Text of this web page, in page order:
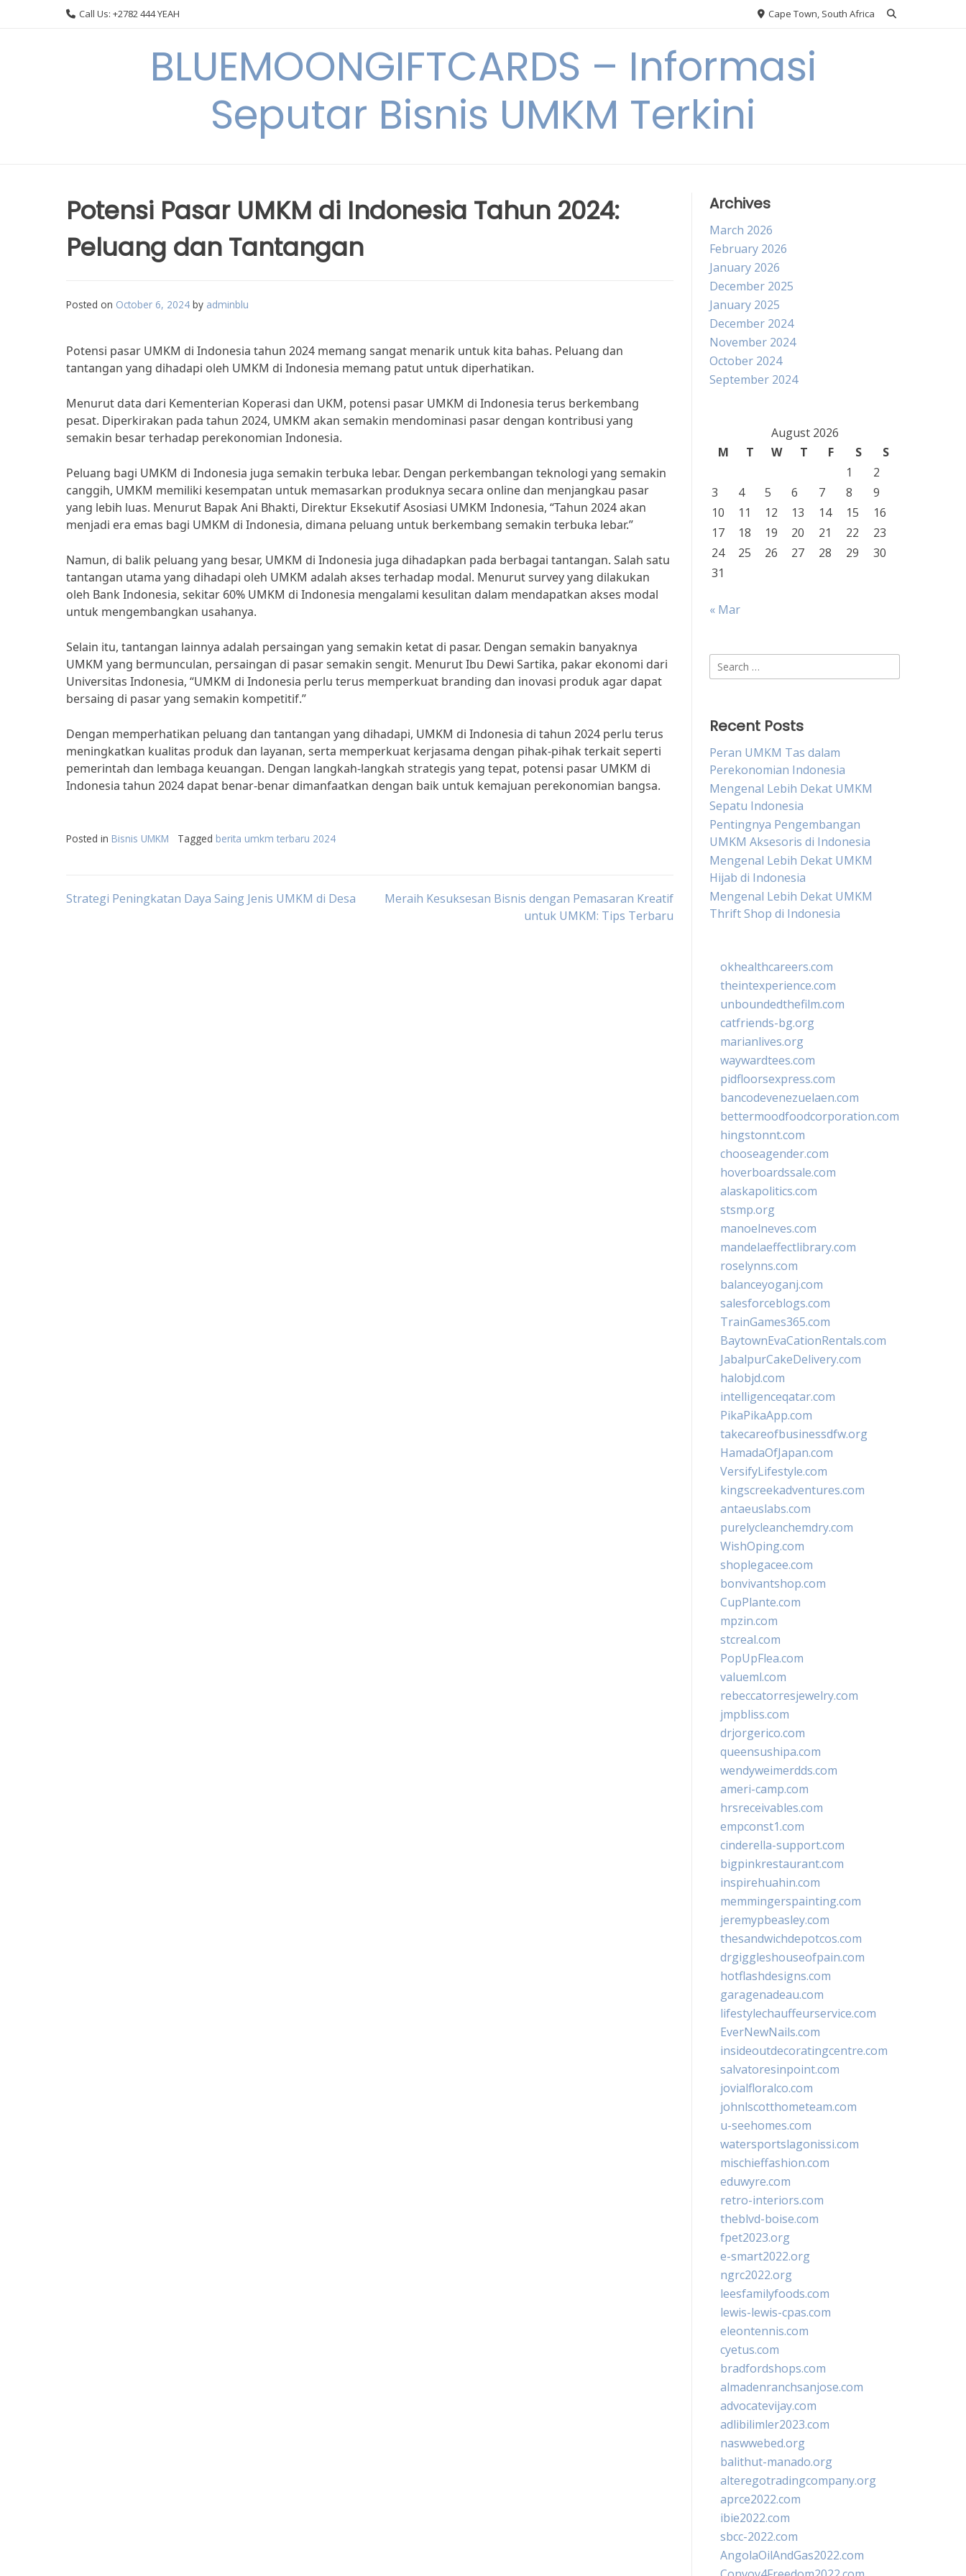
Call Us: +2782 444 YEAH Cape Town, South Africa
BLUEMOONGIFTCARDS – Informasi
Seputar Bisnis UMKM Terkini
Potensi Pasar UMKM di Indonesia Tahun 2024:
Peluang dan Tantangan
Posted on October 6, 2024 by adminblu
Potensi pasar UMKM di Indonesia tahun 2024 memang sangat menarik untuk kita bahas. Peluang dan
tantangan yang dihadapi oleh UMKM di Indonesia memang patut untuk diperhatikan.
Menurut data dari Kementerian Koperasi dan UKM, potensi pasar UMKM di Indonesia terus berkembang
pesat. Diperkirakan pada tahun 2024, UMKM akan semakin mendominasi pasar dengan kontribusi yang
semakin besar terhadap perekonomian Indonesia.
Peluang bagi UMKM di Indonesia juga semakin terbuka lebar. Dengan perkembangan teknologi yang semakin
canggih, UMKM memiliki kesempatan untuk memasarkan produknya secara online dan menjangkau pasar
yang lebih luas. Menurut Bapak Ani Bhakti, Direktur Eksekutif Asosiasi UMKM Indonesia, “Tahun 2024 akan
menjadi era emas bagi UMKM di Indonesia, dimana peluang untuk berkembang semakin terbuka lebar.”
Namun, di balik peluang yang besar, UMKM di Indonesia juga dihadapkan pada berbagai tantangan. Salah satu
tantangan utama yang dihadapi oleh UMKM adalah akses terhadap modal. Menurut survey yang dilakukan
oleh Bank Indonesia, sekitar 60% UMKM di Indonesia mengalami kesulitan dalam mendapatkan akses modal
untuk mengembangkan usahanya.
Selain itu, tantangan lainnya adalah persaingan yang semakin ketat di pasar. Dengan semakin banyaknya
UMKM yang bermunculan, persaingan di pasar semakin sengit. Menurut Ibu Dewi Sartika, pakar ekonomi dari
Universitas Indonesia, “UMKM di Indonesia perlu terus memperkuat branding dan inovasi produk agar dapat
bersaing di pasar yang semakin kompetitif.”
Dengan memperhatikan peluang dan tantangan yang dihadapi, UMKM di Indonesia di tahun 2024 perlu terus
meningkatkan kualitas produk dan layanan, serta memperkuat kerjasama dengan pihak-pihak terkait seperti
pemerintah dan lembaga keuangan. Dengan langkah-langkah strategis yang tepat, potensi pasar UMKM di
Indonesia tahun 2024 dapat benar-benar dimanfaatkan dengan baik untuk kemajuan perekonomian bangsa.
Posted in Bisnis UMKM Tagged berita umkm terbaru 2024
Post
Strategi Peningkatan Daya Saing Jenis UMKM di Desa
Meraih Kesuksesan Bisnis dengan Pemasaran Kreatif
untuk UMKM: Tips Terbaru
Archives
March 2026
February 2026
January 2026
December 2025
January 2025
December 2024
November 2024
October 2024
September 2024
August 2026
M
T W T F S
S
1
2
3
4 5 6 7 8
9
10
11 12 13 14 15
16
17
18 19 20 21 22
23
24
25 26 27 28 29
30
31
« Mar
Search
for:
Recent Posts
Peran UMKM Tas dalam
Perekonomian Indonesia
Mengenal Lebih Dekat UMKM
Sepatu Indonesia
Pentingnya Pengembangan
UMKM Aksesoris di Indonesia
Mengenal Lebih Dekat UMKM
Hijab di Indonesia
Mengenal Lebih Dekat UMKM
Thrift Shop di Indonesia
okhealthcareers.com
theintexperience.com
unboundedthefilm.com
catfriends-bg.org
marianlives.org
waywardtees.com
pidfloorsexpress.com
bancodevenezuelaen.com
bettermoodfoodcorporation.com
hingstonnt.com
chooseagender.com
hoverboardssale.com
alaskapolitics.com
stsmp.org
manoelneves.com
mandelaeffectlibrary.com
roselynns.com
balanceyoganj.com
salesforceblogs.com
TrainGames365.com
BaytownEvaCationRentals.com
JabalpurCakeDelivery.com
halobjd.com
intelligenceqatar.com
PikaPikaApp.com
takecareofbusinessdfw.org
HamadaOfJapan.com
VersifyLifestyle.com
kingscreekadventures.com
antaeuslabs.com
purelycleanchemdry.com
WishOping.com
shoplegacee.com
bonvivantshop.com
CupPlante.com
mpzin.com
stcreal.com
PopUpFlea.com
valueml.com
rebeccatorresjewelry.com
jmpbliss.com
drjorgerico.com
queensushipa.com
wendyweimerdds.com
ameri-camp.com
hrsreceivables.com
empconst1.com
cinderella-support.com
bigpinkrestaurant.com
inspirehuahin.com
memmingerspainting.com
jeremypbeasley.com
thesandwichdepotcos.com
drgiggleshouseofpain.com
hotflashdesigns.com
garagenadeau.com
lifestylechauffeurservice.com
EverNewNails.com
insideoutdecoratingcentre.com
salvatoresinpoint.com
jovialfloralco.com
johnlscotthometeam.com
u-seehomes.com
watersportslagonissi.com
mischieffashion.com
eduwyre.com
retro-interiors.com
theblvd-boise.com
fpet2023.org
e-smart2022.org
ngrc2022.org
leesfamilyfoods.com
lewis-lewis-cpas.com
eleontennis.com
cyetus.com
bradfordshops.com
almadenranchsanjose.com
advocatevijay.com
adlibilimler2023.com
naswwebed.org
balithut-manado.org
alteregotradingcompany.org
aprce2022.com
ibie2022.com
sbcc-2022.com
AngolaOilAndGas2022.com